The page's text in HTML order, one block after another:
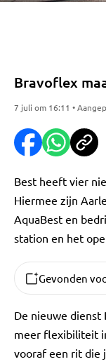
Bravoflex
7 juli om 16:11 •
Best heeft vier
Hiermee zijn
AquaBest en
station en het
Gevonden
De nieuwe dienst
meer flexibiliteit
vooraf een rit die